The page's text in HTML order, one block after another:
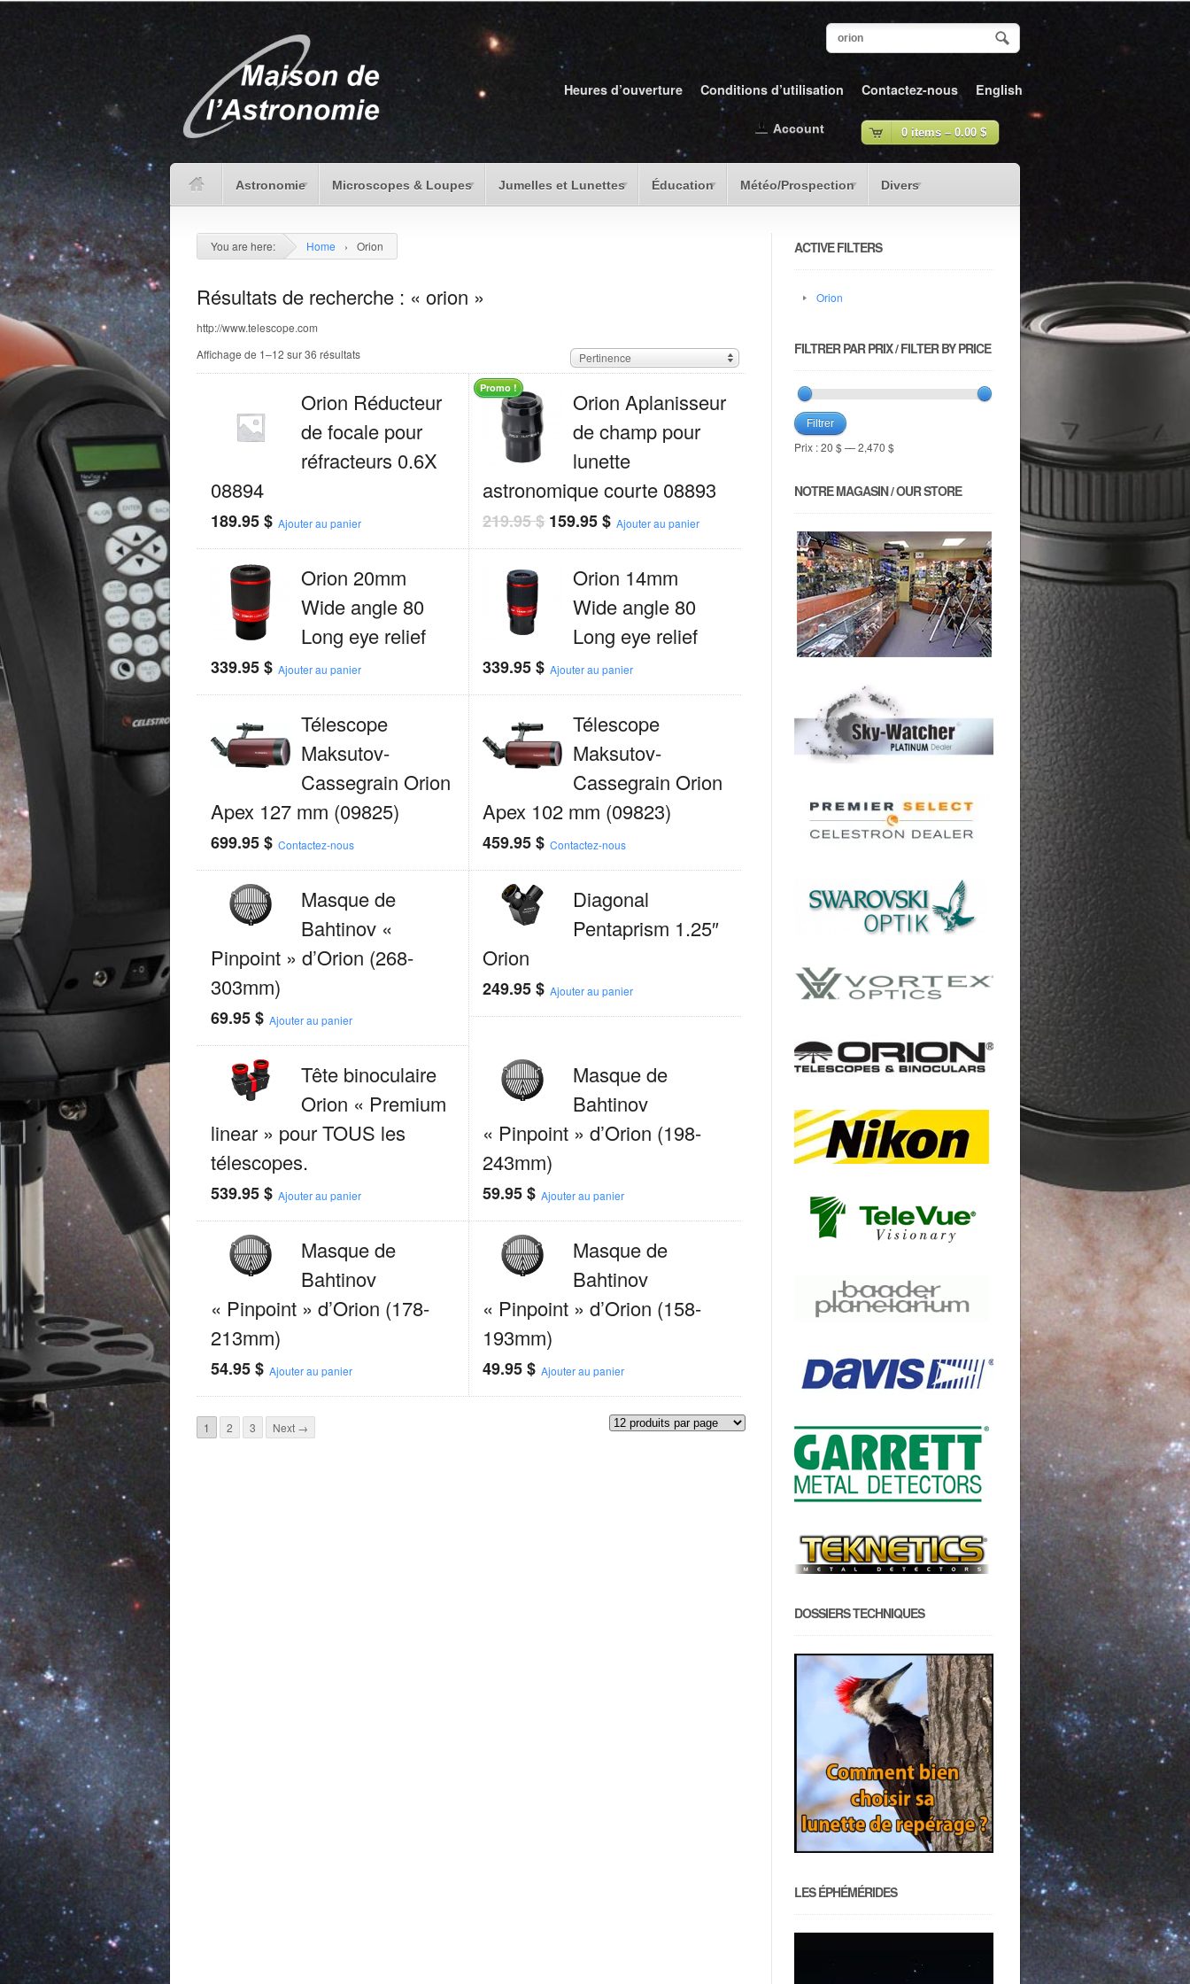
Heures d’ouverture Conditions d’utilisation Contactez-nous English
Astronomie Microscopes & Loupes Jumelles et Lunettes Éducation Météo/Prospection Divers
0 items – 0.00 $
Account
You are here: Home › Orion
Résultats de recherche : « orion »
http://www.telescope.com
Affichage de 1–12 sur 36 résultats
Pertinence
Orion Réducteur
de focale pour
réfracteurs 0.6X
08894
189.95$ Ajouter au panier
Promo !
Orion Aplanisseur
de champ pour
lunette
astronomique courte 08893
219.95$ 159.95$ Ajouter au panier
Orion 20mm
Wide angle 80
Long eye relief
339.95$ Ajouter au panier
Orion 14mm
Wide angle 80
Long eye relief
339.95$ Ajouter au panier
Télescope
Maksutov-
Cassegrain Orion
Apex 127 mm (09825)
699.95$ Contactez-nous
Télescope
Maksutov-
Cassegrain Orion
Apex 102 mm (09823)
459.95$ Contactez-nous
Masque de
Bahtinov «
Pinpoint » d’Orion (268-
303mm)
69.95$ Ajouter au panier
Diagonal
Pentaprism 1.25″
Orion
249.95$ Ajouter au panier
Tête binoculaire
Orion « Premium
linear » pour TOUS les
télescopes.
539.95$ Ajouter au panier
Masque de
Bahtinov
« Pinpoint » d’Orion (198-
243mm)
59.95$ Ajouter au panier
Masque de
Bahtinov
« Pinpoint » d’Orion (178-
213mm)
54.95$ Ajouter au panier
Masque de
Bahtinov
« Pinpoint » d’Orion (158-
193mm)
49.95$ Ajouter au panier
1 2 3 Next →
ACTIVE FILTERS
Orion
FILTRER PAR PRIX / FILTER BY PRICE
Filtrer
Prix :20 $ —2,470 $
NOTRE MAGASIN / OUR STORE
DOSSIERS TECHNIQUES
LES ÉPHÉMÉRIDES